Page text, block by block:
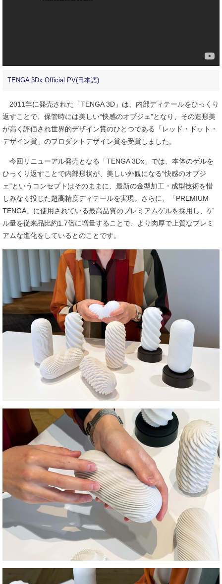
TENGA 3Dx Official PV(日本語)
2011年に発売された「TENGA 3D」は、内部ディテールをひっくり
返すことで、保管時には美しい“快感のオブジェ”となり、その造形美
が高く評価され世界的デザイン賞のひとつである「レッド・ドット・
デザイン賞」のプロダクトデザイン賞を受賞しました。
今回リニューアル発売となる「TENGA 3Dx」では、本体のゲルを
ひっくり返すことで内部形状が、美しい外観になる“快感のオブジ
ェ”というコンセプトはそのままに、最新の金型加工・成型技術を惜
しみなく投じた超高精度ディテールを実現。さらに、「PREMIUM
TENGA」に使用されている最高品質のプレミアムゲルを採用し、ゲ
ル量を従来品比約1.7倍に増量することで、より肉厚で上質なプレミ
アムな進化をしているとのことです。